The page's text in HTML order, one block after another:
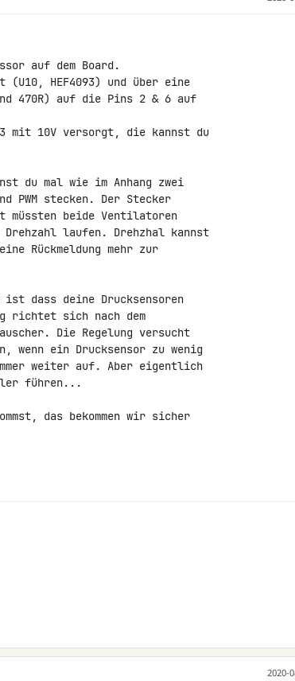
auf dem Board.
HEF4093) und über eine
470R) auf die Pins 2 & 6 auf
mit 10V versorgt, die kannst du
du mal wie im Anhang zwei
PWM stecken. Der Stecker
beide Ventilatoren
laufen. Drehzhal kannst
Rückmeldung mehr zur
ist dass deine Drucksensoren
richtet sich nach dem
Die Regelung versucht
wenn ein Drucksensor zu wenig
weiter auf. Aber eigentlich
führen...
das bekommen wir sicher
2020-